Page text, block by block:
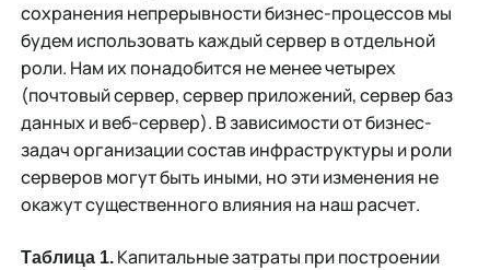
сохранения непрерывности бизнес-процессов мы
будем использовать каждый сервер в отдельной
роли. Нам их понадобится не менее четырех
(почтовый сервер, сервер приложений, сервер баз
данных и веб-сервер). В зависимости от бизнес-
задач организации состав инфраструктуры и роли
серверов могут быть иными, но эти изменения не
окажут существенного влияния на наш расчет.
Таблица 1.Капитальные затраты при построении